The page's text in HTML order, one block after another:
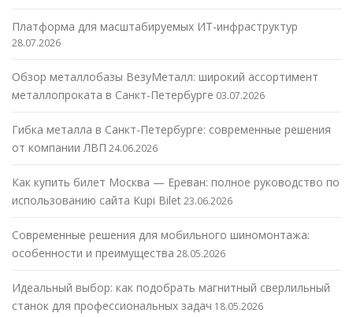
Платформа для масштабируемых ИТ-инфраструктур
28.07.2026
Обзор металлобазы ВезуМеталл: широкий ассортимент
металлопроката в Санкт-Петербурге 03.07.2026
Гибка металла в Санкт-Петербурге: современные решения
от компании ЛВП 24.06.2026
Как купить билет Москва — Ереван: полное руководство по
использованию сайта Kupi Bilet23.06.2026
Современные решения для мобильного шиномонтажа:
особенности и преимущества 28.05.2026
Идеальный выбор: как подобрать магнитный сверлильный
станок для профессиональных задач 18.05.2026